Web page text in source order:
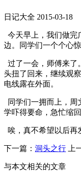
日记大全 2015-03-18
今天早上，我们做
边。同学们一个个心
过了一会，师傅来了
头扭了回来，继续观
电线露在外面。
同学们一拥而上，周
学吓得要命，急忙缩
唉，真不希望以后再
下一篇： 洞头之行 上
与本文相关的文章